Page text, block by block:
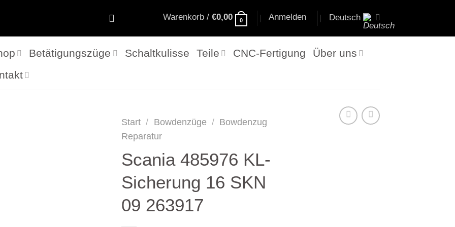
Warenkorb /€0,00 0 Anmelden Deutsch
Betätigungszüge Schaltkulisse Teile CNC-Fertigung
Über uns
Start / Bowdenzüge / Bowdenzug
Reparatur
Scania 485976 KL-
Sicherung 16 SKN
09 263917